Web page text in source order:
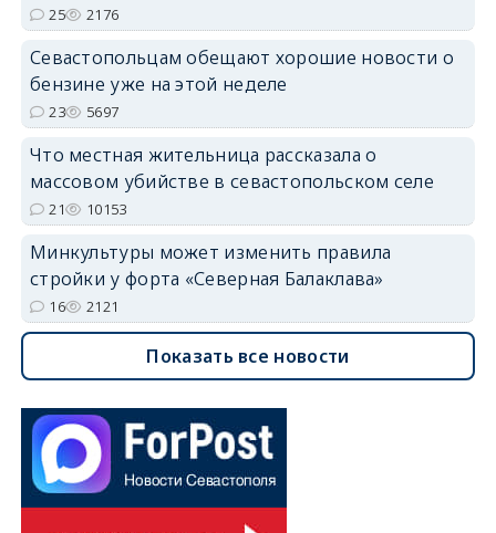
25 2176
Севастопольцам обещают хорошие новости о
бензине уже на этой неделе
23 5697
Что местная жительница рассказала о
массовом убийстве в севастопольском селе
21 10153
Минкультуры может изменить правила
стройки у форта «Северная Балаклава»
16 2121
Показать все новости